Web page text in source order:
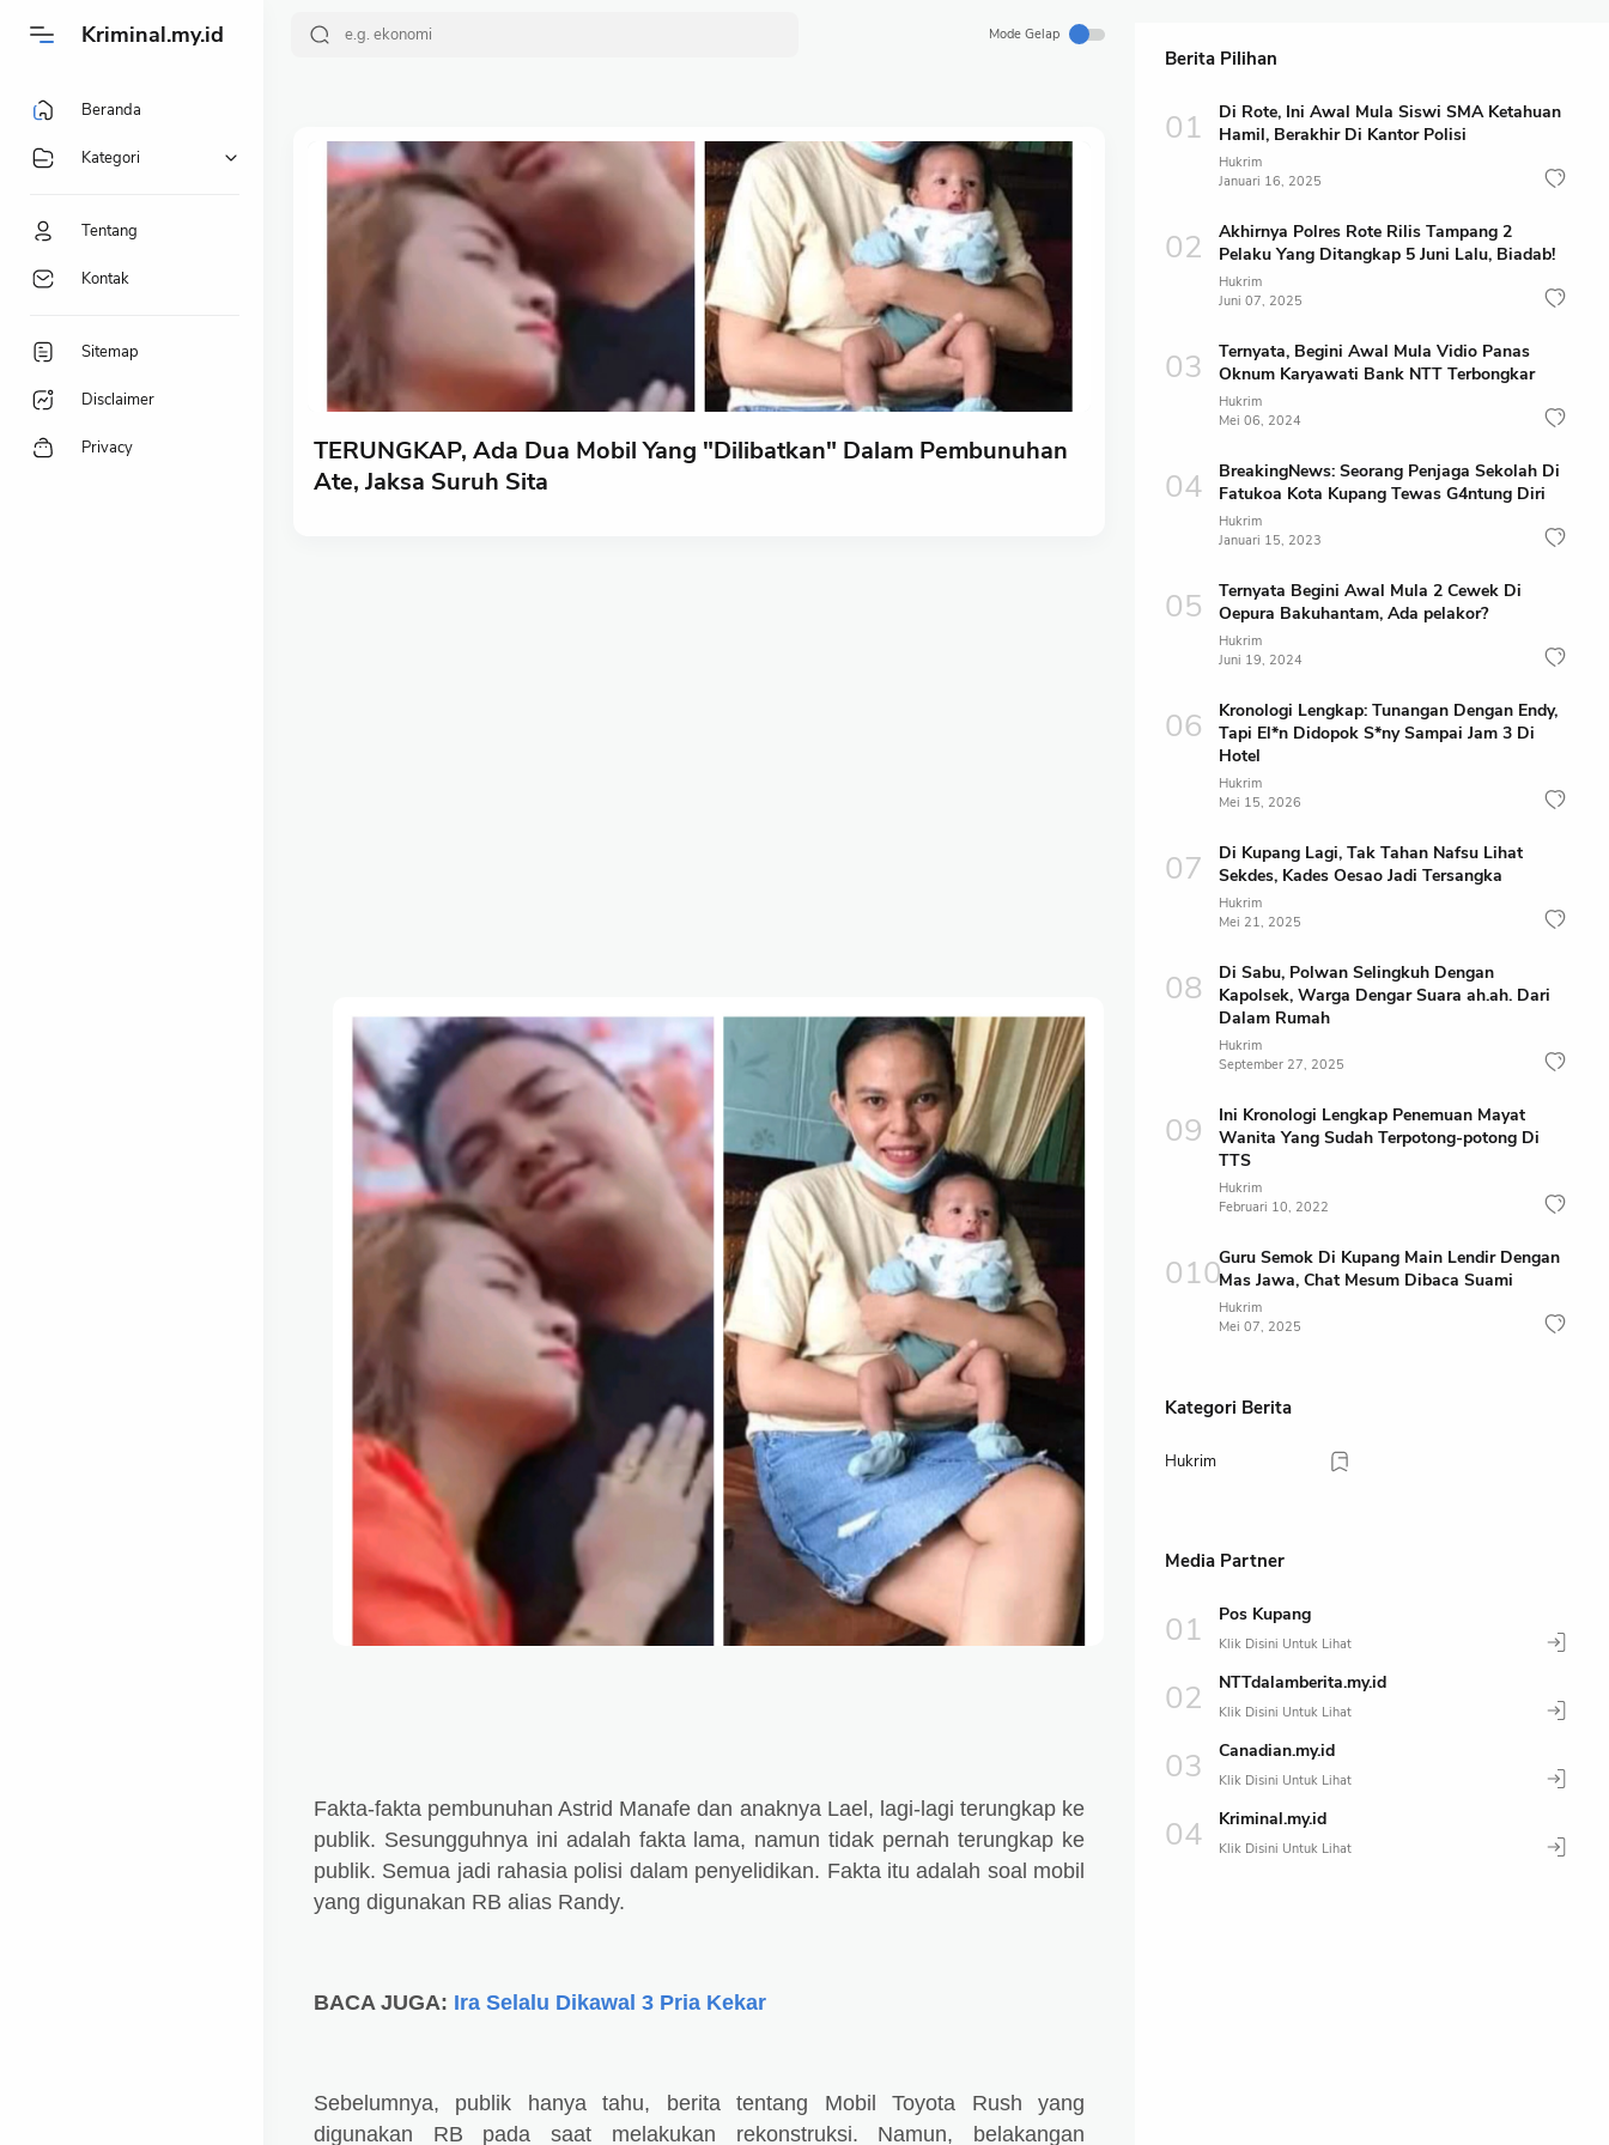
Kriminal.my.id Mode Gelap
TERUNGKAP, Ada Dua Mobil Yang "Dilibatkan" Dalam Pembunuhan
Ate, Jaksa Suruh Sita
Fakta-fakta pembunuhan Astrid Manafe dan anaknya Lael, lagi-lagi terungkap ke
publik. Sesungguhnya ini adalah fakta lama, namun tidak pernah terungkap ke
publik. Semua jadi rahasia polisi dalam penyelidikan. Fakta itu adalah soal mobil
yang digunakan RB alias Randy.
BACA JUGA: Ira Selalu Dikawal 3 Pria Kekar
Sebelumnya, publik hanya tahu, berita tentang Mobil Toyota Rush yang
digunakan RB pada saat melakukan rekonstruksi. Namun, belakangan
Berita Pilihan
Di Rote, Ini Awal Mula Siswi SMA Ketahuan
Hamil, Berakhir Di Kantor Polisi
Hukrim
Januari 16, 2025
Akhirnya Polres Rote Rilis Tampang 2
Pelaku Yang Ditangkap 5 Juni Lalu, Biadab!
Hukrim
Juni 07, 2025
Ternyata, Begini Awal Mula Vidio Panas
Oknum Karyawati Bank NTT Terbongkar
Hukrim
Mei 06, 2024
BreakingNews: Seorang Penjaga Sekolah Di
Fatukoa Kota Kupang Tewas G4ntung Diri
Hukrim
Januari 15, 2023
Ternyata Begini Awal Mula 2 Cewek Di
Oepura Bakuhantam, Ada pelakor?
Hukrim
Juni 19, 2024
Kronologi Lengkap: Tunangan Dengan Endy,
Tapi El*n Didopok S*ny Sampai Jam 3 Di
Hotel
Hukrim
Mei 15, 2026
Di Kupang Lagi, Tak Tahan Nafsu Lihat
Sekdes, Kades Oesao Jadi Tersangka
Hukrim
Mei 21, 2025
Di Sabu, Polwan Selingkuh Dengan
Kapolsek, Warga Dengar Suara ah.ah. Dari
Dalam Rumah
Hukrim
September 27, 2025
Ini Kronologi Lengkap Penemuan Mayat
Wanita Yang Sudah Terpotong-potong Di
TTS
Hukrim
Februari 10, 2022
Guru Semok Di Kupang Main Lendir Dengan
Mas Jawa, Chat Mesum Dibaca Suami
Hukrim
Mei 07, 2025
Kategori Berita
Hukrim
Media Partner
Pos Kupang
NTTdalamberita.my.id
Canadian.my.id
Kriminal.my.id
Beranda
Kategori
Tentang
Kontak
Sitemap
Disclaimer
Privacy